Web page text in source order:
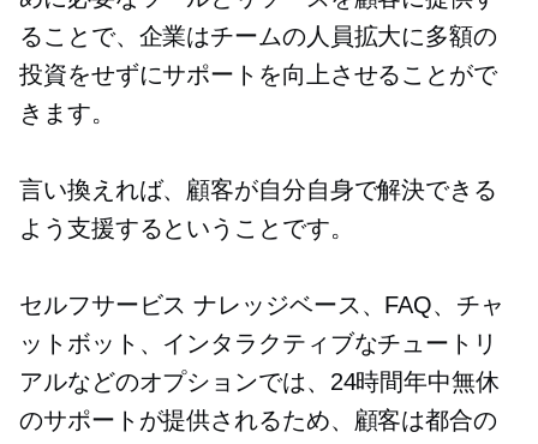
ることで、企業はチームの人員拡大に多額の
投資をせずにサポートを向上させることがで
きます。
言い換えれば、顧客が自分自身で解決できる
よう支援するということです。
セルフサービス ナレッジベース、FAQ、チャ
ットボット、インタラクティブなチュートリ
アルなどのオプションでは、24時間年中無休
のサポートが提供されるため、顧客は都合の